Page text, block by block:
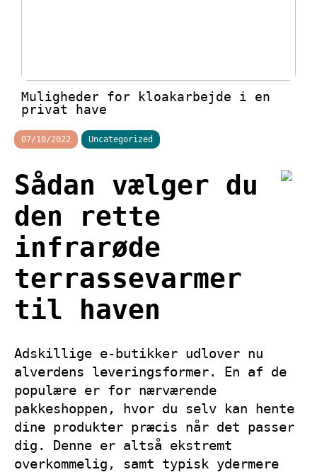
Muligheder for kloakarbejde i en
privat have
07/10/2022 Uncategorized
Sådan vælger du
den rette
infrarøde
terrassevarmer
til haven
Adskillige e-butikker udlover nu
alverdens leveringsformer. En af de
populære er for nærværende
pakkeshoppen, hvor du selv kan hente
dine produkter præcis når det passer
dig. Denne er altså ekstremt
overkommelig, samt typisk ydermere